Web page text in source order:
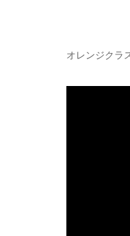
オレンジクラ